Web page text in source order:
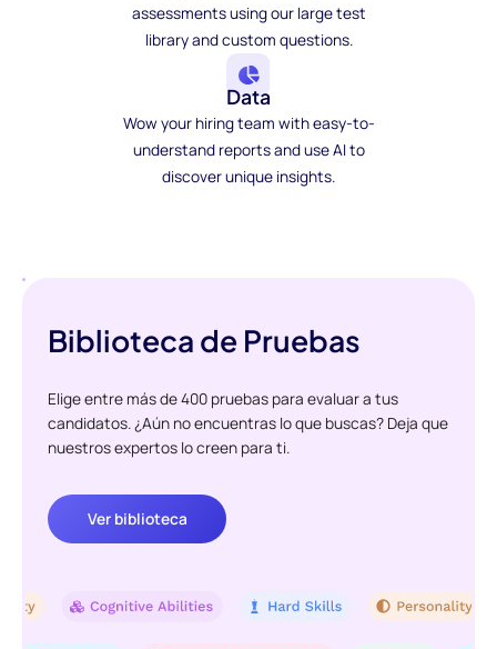
assessments using our large test
library and custom questions.
Data
Wow your hiring team with easy-to-
understand reports and use AI to
discover unique insights.
Biblioteca de Pruebas
Elige entre más de 400 pruebas para evaluar a tus
candidatos. ¿Aún no encuentras lo que buscas? Deja que
nuestros expertos lo creen para ti.
Ver biblioteca